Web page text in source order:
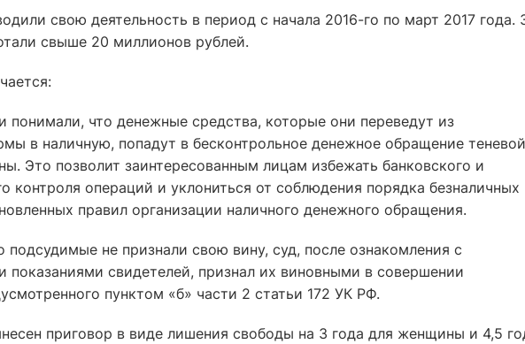
свою деятельность в период с начала 2016-го по март 2017 года.
свыше 20 миллионов рублей.
понимали, что денежные средства, которые они переведут из
в наличную, попадут в бесконтрольное денежное обращение теневой
Это позволит заинтересованным лицам избежать банковского и
контроля операций и уклониться от соблюдения порядка безналичных
правил организации наличного денежного обращения.
подсудимые не признали свою вину, суд, после ознакомления с
показаниями свидетелей, признал их виновными в совершении
пунктом «б» части 2 статьи 172 УК РФ.
приговор в виде лишения свободы на 3 года для женщины и 4,5